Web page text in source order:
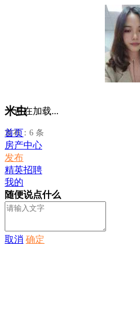
米虫
发布：6 条
正在加载...
首页
房产中心
发布
精英招聘
我的
随便说点什么
取消 确定